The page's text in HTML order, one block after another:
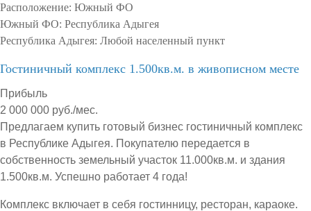
Расположение: Южный ФО
Южный ФО: Республика Адыгея
Республика Адыгея: Любой населенный пункт
Гостиничный комплекс 1.500кв.м. в живописном месте
Прибыль
2 000 000 руб./мес.
Предлагаем купить готовый бизнес гостиничный комплекс
в Республике Адыгея. Покупателю передается в
собственность земельный участок 11.000кв.м. и здания
1.500кв.м. Успешно работает 4 года!
Комплекс включает в себя гостинницу, ресторан, караоке.